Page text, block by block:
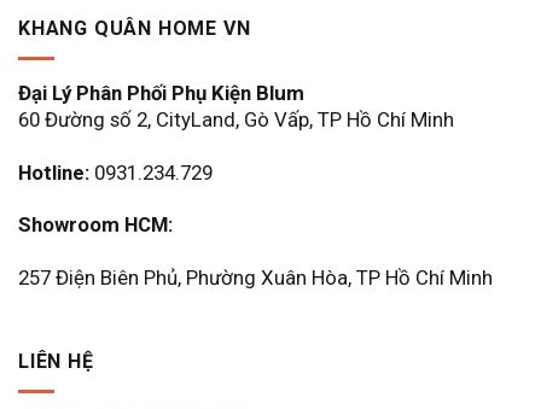
KHANG QUÂN HOME VN
Đại Lý Phân Phối Phụ Kiện Blum
60 Đường số 2, CityLand, Gò Vấp, TP Hồ Chí Minh
Hotline: 0931.234.729
Showroom HCM:
257 Điện Biên Phủ, Phường Xuân Hòa, TP Hồ Chí Minh
LIÊN HỆ